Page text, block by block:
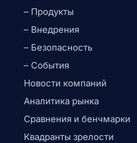
– Продукты
– Внедрения
– Безопасность
– События
Новости компаний
Аналитика рынка
Сравнения и бенчмарки
Квадранты зрелости